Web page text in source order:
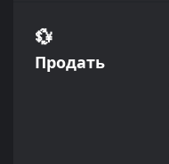
💱
Продать